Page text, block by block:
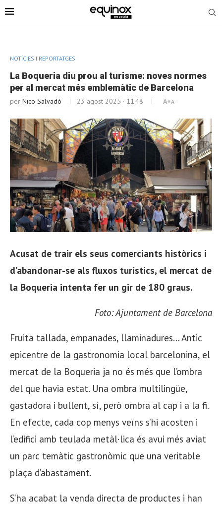
NOTÍCIES I REPORTATGES
La Boqueria diu prou al turisme: noves normes
per al mercat més emblemàtic de Barcelona
per Nico Salvadó 23 agost 2025 · 11:48 A+A-
Acusat de trair els seus comerciants històrics i
d’abandonar-se als fluxos turístics, el mercat de
la Boqueria intenta fer un gir de 180 graus.
Foto: Ajuntament de Barcelona
Fruita tallada, empanades, llaminadures… Antic
epicentre de la gastronomia local barcelonina, el
mercat de la Boqueria ja no és més que l’ombra
del que havia estat. Una ombra multilingüe,
gastadora i bullent, sí, però ombra al cap i a la fi.
En efecte, cada cop menys veïns s’hi acosten i
l’edifici amb teulada metàl·lica és avui més aviat
un parc temàtic gastronòmic que una veritable
plaça d’abastament.
S’ha acabat la venda directa de productes i han